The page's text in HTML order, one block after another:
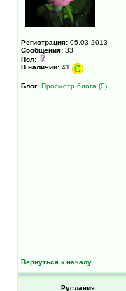
Регистрация: 05.03.2013
Сообщения: 33
Пол:
В наличии: 41
Блог: Просмотр блога (0)
Вернуться к началу
Руслания